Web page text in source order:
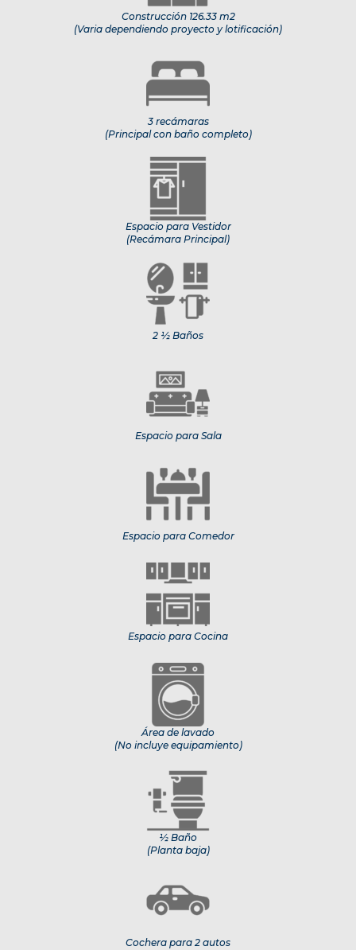
Construcción 126.33 m2
(Varia dependiendo proyecto y lotificación)
3 recámaras
(Principal con baño completo)
Espacio para Vestidor
(Recámara Principal)
2 ½ Baños
Espacio para Sala
Espacio para Comedor
Espacio para Cocina
Área de lavado
(No incluye equipamiento)
½ Baño
(Planta baja)
Cochera para 2 autos